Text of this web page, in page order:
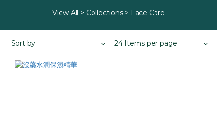
View All > Collections > Face Care
Sort by 24 Items per page